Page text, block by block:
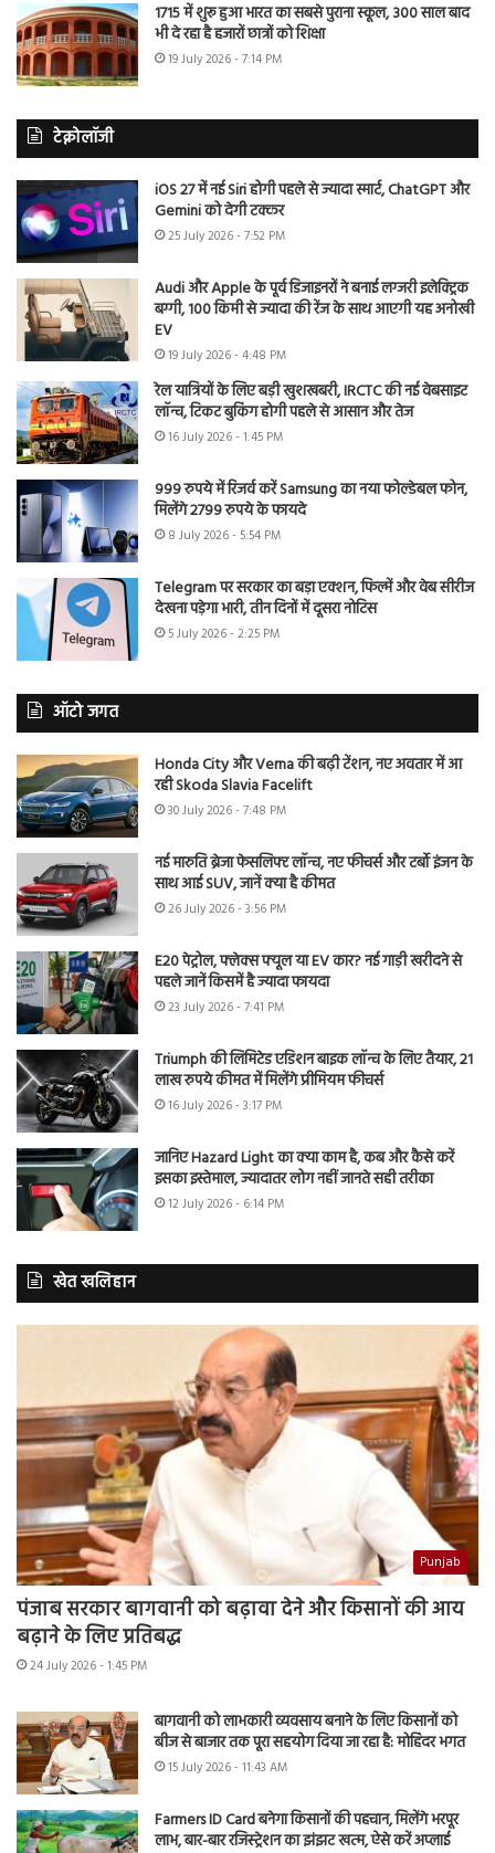
1715 में शुरू हुआ भारत का सबसे पुराना स्कूल, 300 साल बाद
भी दे रहा है हजारों छात्रों को शिक्षा
19 July 2026 - 7:14 PM
टेक्नोलॉजी
iOS 27 में नई Siri होगी पहले से ज्यादा स्मार्ट, ChatGPT और
Gemini को देगी टक्कर
25 July 2026 - 7:52 PM
Audi और Apple के पूर्व डिजाइनरों ने बनाई लग्जरी इलेक्ट्रिक
बग्गी, 100 किमी से ज्यादा की रेंज के साथ आएगी यह अनोखी
EV
19 July 2026 - 4:48 PM
रेल यात्रियों के लिए बड़ी खुशखबरी, IRCTC की नई वेबसाइट
लॉन्च, टिकट बुकिंग होगी पहले से आसान और तेज
16 July 2026 - 1:45 PM
999 रुपये में रिजर्व करें Samsung का नया फोल्डेबल फोन,
मिलेंगे 2799 रुपये के फायदे
8 July 2026 - 5:54 PM
Telegram पर सरकार का बड़ा एक्शन, फिल्में और वेब सीरीज
देखना पड़ेगा भारी, तीन दिनों में दूसरा नोटिस
5 July 2026 - 2:25 PM
ऑटो जगत
Honda City और Verna की बढ़ी टेंशन, नए अवतार में आ
रही Skoda Slavia Facelift
30 July 2026 - 7:48 PM
नई मारुति ब्रेजा फेसलिफ्ट लॉन्च, नए फीचर्स और टर्बो इंजन के
साथ आई SUV, जानें क्या है कीमत
26 July 2026 - 3:56 PM
E20 पेट्रोल, फ्लेक्स फ्यूल या EV कार? नई गाड़ी खरीदने से
पहले जानें किसमें है ज्यादा फायदा
23 July 2026 - 7:41 PM
Triumph की लिमिटेड एडिशन बाइक लॉन्च के लिए तैयार, 21
लाख रुपये कीमत में मिलेंगे प्रीमियम फीचर्स
16 July 2026 - 3:17 PM
जानिए Hazard Light का क्या काम है, कब और कैसे करें
इसका इस्तेमाल, ज्यादातर लोग नहीं जानते सही तरीका
12 July 2026 - 6:14 PM
खेत खलिहान
Punjab
पंजाब सरकार बागवानी को बढ़ावा देने और किसानों की आय
बढ़ाने के लिए प्रतिबद्ध
24 July 2026 - 1:45 PM
बागवानी को लाभकारी व्यवसाय बनाने के लिए किसानों को
बीज से बाजार तक पूरा सहयोग दिया जा रहा है: मोहिंदर भगत
15 July 2026 - 11:43 AM
Farmers ID Card बनेगा किसानों की पहचान, मिलेंगे भरपूर
लाभ, बार-बार रजिस्ट्रेशन का झंझट खत्म, ऐसे करें अप्लाई